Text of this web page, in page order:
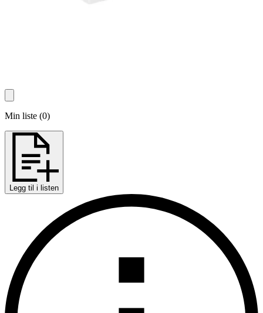
Min liste (0)
Legg til i listen